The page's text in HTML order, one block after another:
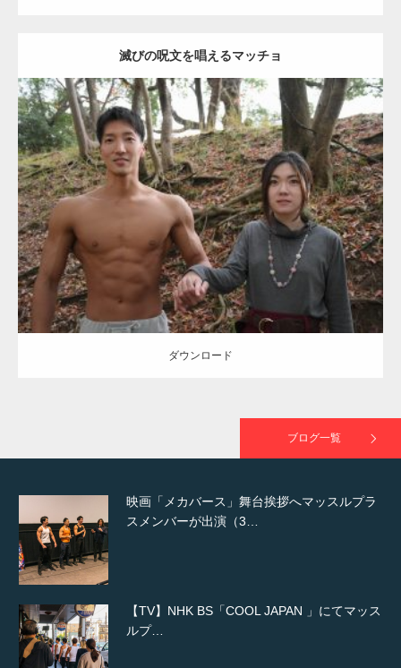
滅びの呪文を唱えるマッチョ
Update:2021.07.8
Category:公園のマッチョ その他 AKIHITO(細マッチョ) 大胸筋 腹筋
ダウンロード
ダウンロード
ブログ一覧
【TV】TBS番組「ひるおび」にてマッスルプ
ラスが紹介されま…
TOKYO FMラジオ番組「ONE MORNING」
で紹介さ…
NHK「所さん！事件ですよ」に取材されまし
た（6/8放送）
映画「メカバース」舞台挨拶へマッスルプラ
スメンバーが出演（3…
【TV】NHK BS「COOL JAPAN 」にてマッス
ルプ…